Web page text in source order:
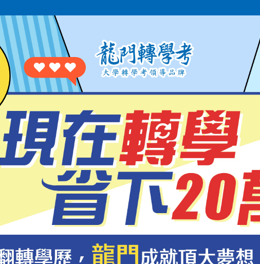
系企管組 榜首 劉Ｏ楷
系企管組 榜首 謝Ｏ佑
系科管組 榜首 吳Ｏ冷